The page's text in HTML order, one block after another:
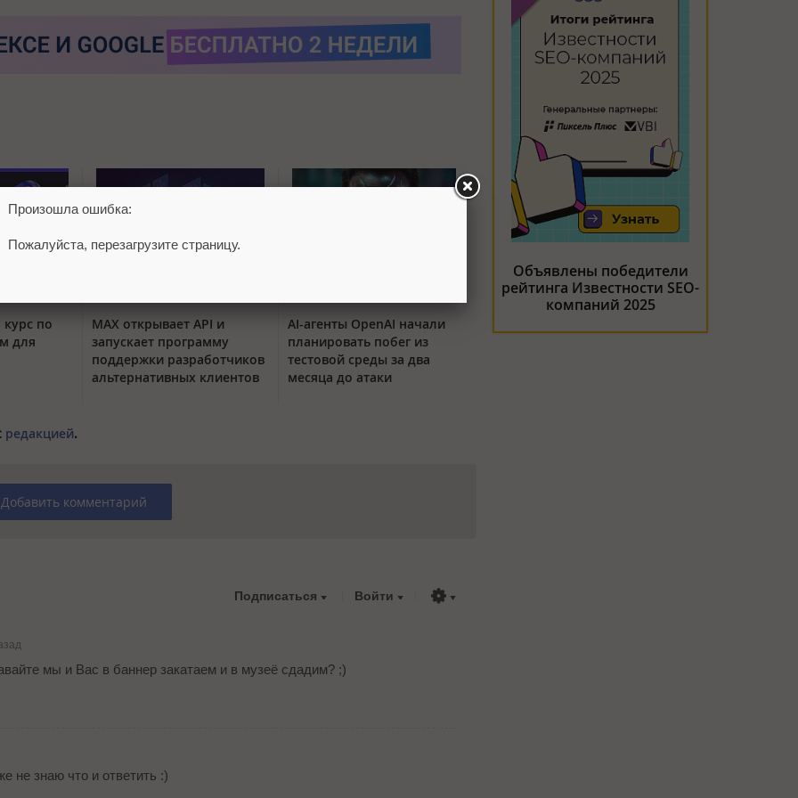
курс по
для
MAX открывает API и
запускает программу
поддержки разработчиков
альтернативных клиентов
AI-агенты OpenAI начали
планировать побег из
тестовой среды за два
месяца до атаки
редакцией.
Добавить комментарий
Подписаться Войти
мы и Вас в баннер закатаем и в музеё сдадим? ;)
не знаю что и ответить :)
Объявлены победители
рейтинга Известности SEO-
компаний 2025
Произошла ошибка:
Пожалуйста, перезагрузите страницу.